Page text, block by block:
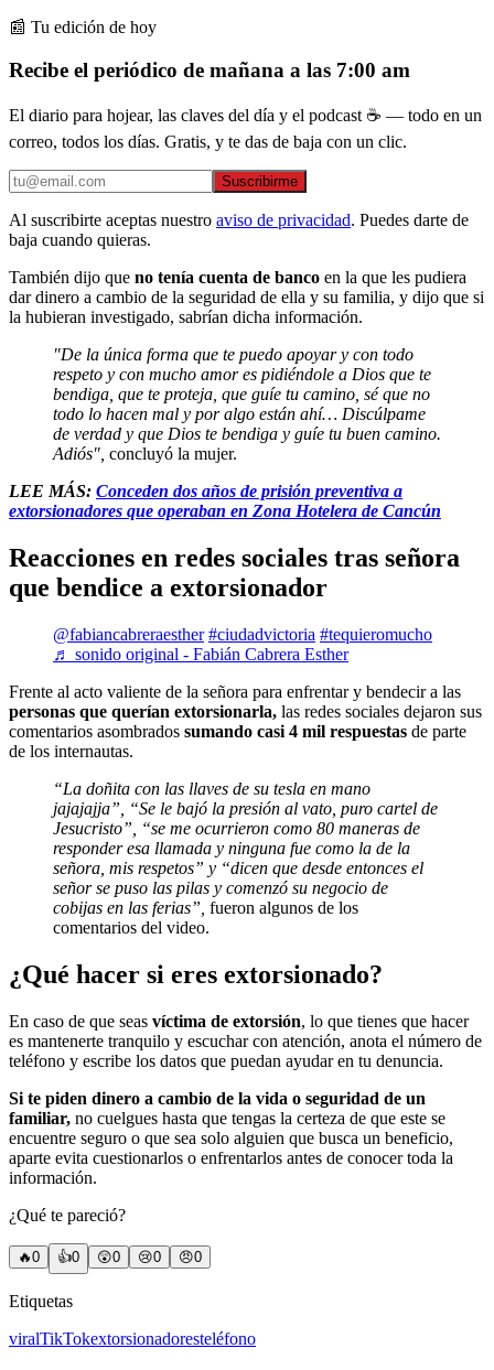
📰 Tu edición de hoy
Recibe el periódico de mañana a las 7:00 am
El diario para hojear, las claves del día y el podcast ☕ — todo en un
correo, todos los días. Gratis, y te das de baja con un clic.
Suscribirme
Al suscribirte aceptas nuestro aviso de privacidad. Puedes darte de
baja cuando quieras.
También dijo que no tenía cuenta de banco en la que les pudiera
dar dinero a cambio de la seguridad de ella y su familia, y dijo que si
la hubieran investigado, sabrían dicha información.
"De la única forma que te puedo apoyar y con todo
respeto y con mucho amor es pidiéndole a Dios que te
bendiga, que te proteja, que guíe tu camino, sé que no
todo lo hacen mal y por algo están ahí… Discúlpame
de verdad y que Dios te bendiga y guíe tu buen camino.
Adiós", concluyó la mujer.
LEE MÁS: Conceden dos años de prisión preventiva a
extorsionadores que operaban en Zona Hotelera de Cancún
Reacciones en redes sociales tras señora
que bendice a extorsionador
@fabiancabreraesther #ciudadvictoria #tequieromucho
♬ sonido original - Fabián Cabrera Esther
Frente al acto valiente de la señora para enfrentar y bendecir a las
personas que querían extorsionarla, las redes sociales dejaron sus
comentarios asombrados sumando casi 4 mil respuestas de parte
de los internautas.
“La doñita con las llaves de su tesla en mano
jajajajja”, “Se le bajó la presión al vato, puro cartel de
Jesucristo”, “se me ocurrieron como 80 maneras de
responder esa llamada y ninguna fue como la de la
señora, mis respetos” y “dicen que desde entonces el
señor se puso las pilas y comenzó su negocio de
cobijas en las ferias”, fueron algunos de los
comentarios del video.
¿Qué hacer si eres extorsionado?
En caso de que seas víctima de extorsión, lo que tienes que hacer
es mantenerte tranquilo y escuchar con atención, anota el número de
teléfono y escribe los datos que puedan ayudar en tu denuncia.
Si te piden dinero a cambio de la vida o seguridad de un
familiar, no cuelgues hasta que tengas la certeza de que este se
encuentre seguro o que sea solo alguien que busca un beneficio,
aparte evita cuestionarlos o enfrentarlos antes de conocer toda la
información.
¿Qué te pareció?
🔥0 👍0 😲0 😢0 😠0
Etiquetas
viralTikTokextorsionadoresteléfono